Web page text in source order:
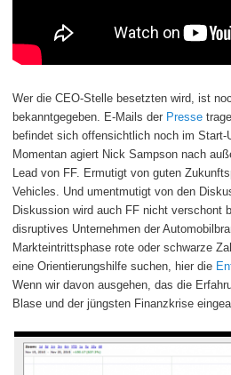
Wer die CEO-Stelle besetzten wird, ist
bekanntgegeben. E-Mails der Presse
befindet sich offensichtlich noch im
Momentan agiert Nick Sampson nach
Lead von FF. Ermutigt von guten
Vehicles. Und umentmutigt von den
Diskussion wird auch FF nicht verschont
disruptives Unternehmen der
Markteintrittsphase rote oder schwarze
eine Orientierungshilfe suchen, hier die
Wenn wir davon ausgehen, das die
Blase und der jüngsten Finanzkrise